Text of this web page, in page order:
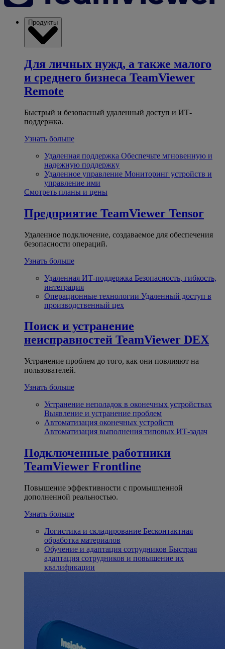
Продукты
Для личных нужд, а также малого
и среднего бизнеса TeamViewer
Remote
Быстрый и безопасный удаленный доступ и ИТ-
поддержка.
Узнать больше
Удаленная поддержка Обеспечьте мгновенную и
надежную поддержку
Удаленное управление Мониторинг устройств и
управление ими
Смотреть планы и цены
Предприятие TeamViewer Tensor
Удаленное подключение, создаваемое для обеспечения
безопасности операций.
Узнать больше
Удаленная ИТ-поддержка Безопасность, гибкость,
интеграция
Операционные технологии Удаленный доступ в
производственный цех
Поиск и устранение
неисправностей TeamViewer DEX
Устранение проблем до того, как они повлияют на
пользователей.
Узнать больше
Устранение неполадок в оконечных устройствах
Выявление и устранение проблем
Автоматизация оконечных устройств
Автоматизация выполнения типовых ИТ-задач
Подключенные работники
TeamViewer Frontline
Повышение эффективности с промышленной
дополненной реальностью.
Узнать больше
Логистика и складирование Бесконтактная
обработка материалов
Обучение и адаптация сотрудников Быстрая
адаптация сотрудников и повышение их
квалификации